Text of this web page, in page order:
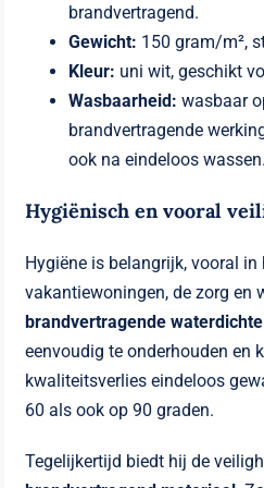
brandvertragend.
Gewicht: 150 gram/m²,
Kleur: uni wit, geschikt
Wasbaarheid: wasbaar
brandvertragende
ook na eindeloos wassen.
Hygiënisch en vooral
Hygiëne is belangrijk, vooral in
vakantiewoningen, de zorg en
brandvertragende
eenvoudig te onderhouden en
kwaliteitsverlies eindeloos
60 als ook op 90 graden.
Tegelijkertijd biedt hij de